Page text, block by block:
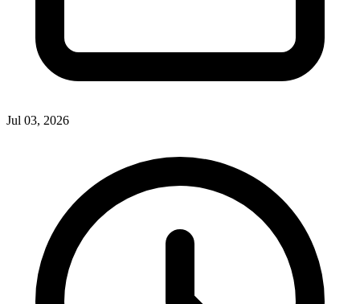
Jul 03, 2026